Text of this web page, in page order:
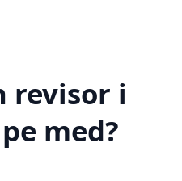
revisor i
med?